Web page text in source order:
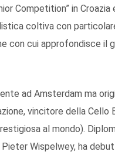
Competition” in
coltiva con
con cui approfondisce il
ad Amsterdam ma
vincitore della Cello
al mondo).
Wispelwey, ha